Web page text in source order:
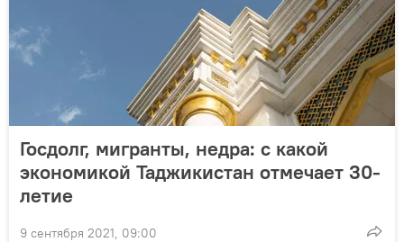
Госдолг, мигранты, недра: с какой
экономикой Таджикистан отмечает 30-
летие
9 сентября 2021, 09:00